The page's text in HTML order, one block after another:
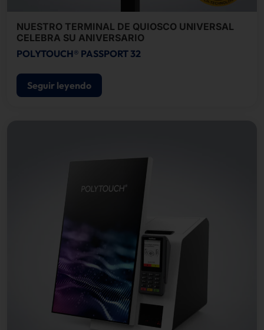
NUESTRO TERMINAL DE QUIOSCO UNIVERSAL
CELEBRA SU ANIVERSARIO
POLYTOUCH® PASSPORT 32
Seguir leyendo